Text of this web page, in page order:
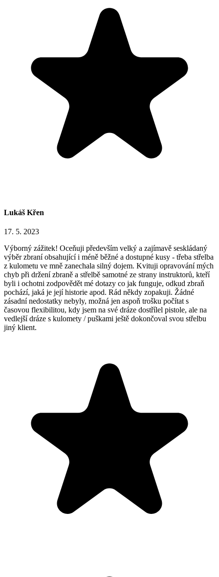
Lukáš Křen
17. 5. 2023
Výborný zážitek! Oceňuji především velký a zajímavě seskládaný
výběr zbraní obsahující i méně běžné a dostupné kusy - třeba střelba
z kulometu ve mně zanechala silný dojem. Kvituji opravování mých
chyb při držení zbraně a střelbě samotné ze strany instruktorů, kteří
byli i ochotni zodpovědět mé dotazy co jak funguje, odkud zbraň
pochází, jaká je její historie apod. Rád někdy zopakuji. Žádné
zásadní nedostatky nebyly, možná jen aspoň trošku počítat s
časovou flexibilitou, kdy jsem na své dráze dostřílel pistole, ale na
vedlejší dráze s kulomety / puškami ještě dokončoval svou střelbu
jiný klient.